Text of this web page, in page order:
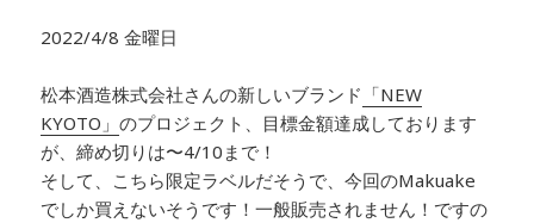
2022/4/8 金曜日
松本酒造株式会社さんの新しいブランド 「NEW
KYOTO」のプロジェクト、目標金額達成しております
が、締め切りは〜4/10まで！
そして、こちら限定ラベルだそうで、今回のMakuake
でしか買えないそうです！一般販売されません！ですの